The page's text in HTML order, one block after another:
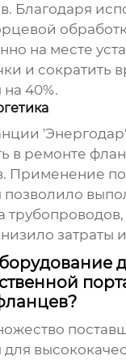
Благодаря
на месте
и сократить
40%.
в ремонте
Применение
позволило
трубопроводов,
затраты
для